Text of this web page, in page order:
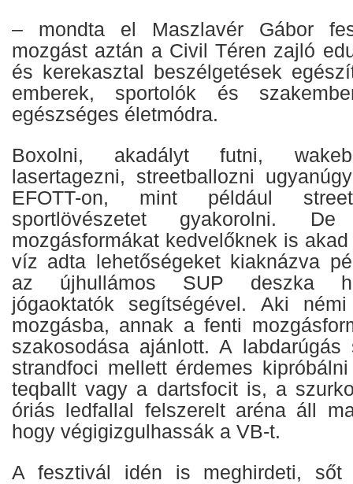
– mondta el Maszlavér Gábor
mozgást aztán a Civil Téren zajló
és kerekasztal beszélgetések
emberek, sportolók és
egészséges életmódra.
Boxolni, akadályt futni,
lasertagezni, streetballozni
EFOTT-on, mint például
sportlövészetet gyakorolni.
mozgásformákat kedvelőknek is
víz adta lehetőségeket kiaknázva
az újhullámos SUP deszka
jógaoktatók segítségével. Aki
mozgásba, annak a fenti
szakosodása ajánlott. A labdarúgás
strandfoci mellett érdemes
teqballt vagy a dartsfocit is, a
óriás ledfallal felszerelt aréna áll
hogy végigizgulhassák a VB-t.
A fesztivál idén is meghirdeti, sőt